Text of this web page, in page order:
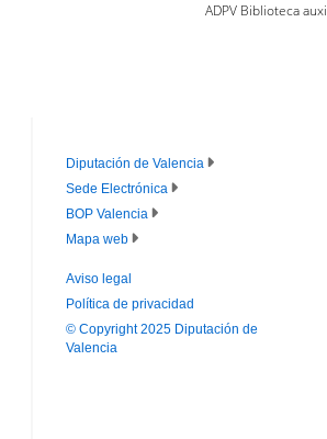
ADPV Biblioteca
PIE
PRINCIPAL
Diputación de Valencia
Sede Electrónica
BOP Valencia
Mapa web
PIE
SECUNDARIO
Aviso legal
Política de privacidad
© Copyright 2025 Diputación de
Valencia